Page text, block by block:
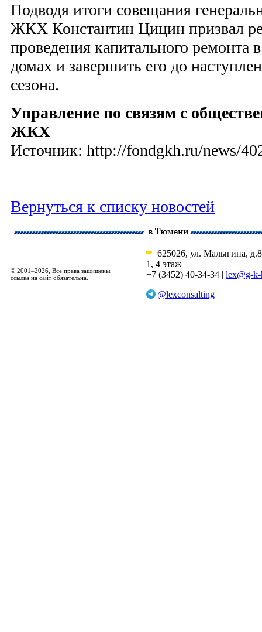
Подводя итоги совещания
ЖКХ Константин Цицин призвал
проведения капитального ремонта
домах и завершить его до
сезона.
Управление по связям с
ЖКХ
Источник: http://fondgkh.ru/news/
Вернуться к списку новостей
© 2001–2026, Все права защищены,
ссылка на сайт обязательна.
625026, ул. Малыгина,
1, 4 этаж
+7 (3452) 40-34-34 | lex@g-
@lexconsalting